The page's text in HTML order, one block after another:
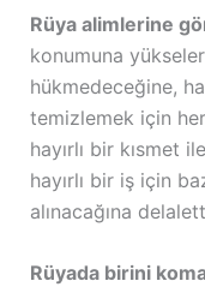
Rüya alimlerine
konumuna
hükmedeceğine,
temizlemek için
hayırlı bir kısmet
hayırlı bir iş için
alınacağına
Rüyada birini